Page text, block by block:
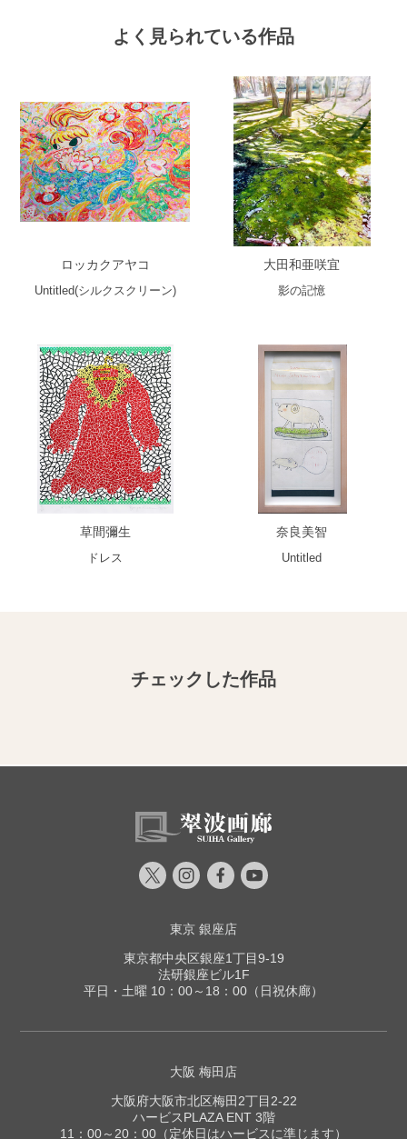
よく見られている作品
ロッカクアヤコ
Untitled(シルクスクリーン)
大田和亜咲宜
影の記憶
草間彌生
ドレス
奈良美智
Untitled
チェックした作品
東京 銀座店
東京都中央区銀座1丁目9-19
法研銀座ビル1F
平日・土曜 10：00～18：00（日祝休廊）
大阪 梅田店
大阪府大阪市北区梅田2丁目2-22
ハービスPLAZA ENT 3階
11：00～20：00（定休日はハービスに準じます）